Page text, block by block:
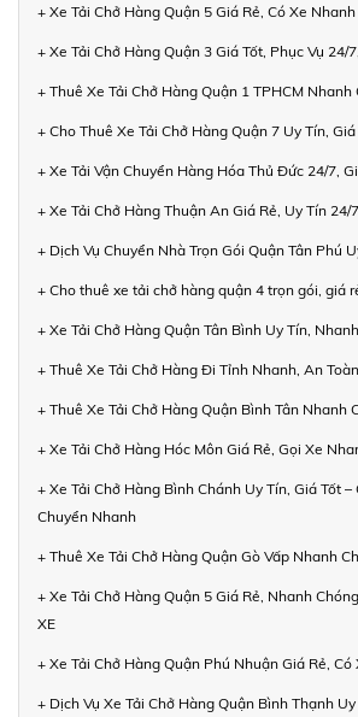
+ Xe Tải Chở Hàng Quận 5 Giá Rẻ, Có Xe
+ Xe Tải Chở Hàng Quận 3 Giá Tốt, Phục Vụ 24/
+ Thuê Xe Tải Chở Hàng Quận 1 TPHCM Nhanh
+ Cho Thuê Xe Tải Chở Hàng Quận 7 Uy Tín,
+ Xe Tải Vận Chuyển Hàng Hóa Thủ Đức 24/7,
+ Xe Tải Chở Hàng Thuận An Giá Rẻ, Uy Tín 24/7
+ Dịch Vụ Chuyển Nhà Trọn Gói Quận Tân Phú
+ Cho thuê xe tải chở hàng quận 4 trọn gói, giá
+ Xe Tải Chở Hàng Quận Tân Bình Uy Tín,
+ Thuê Xe Tải Chở Hàng Đi Tỉnh Nhanh, An
+ Thuê Xe Tải Chở Hàng Quận Bình Tân Nhanh
+ Xe Tải Chở Hàng Hóc Môn Giá Rẻ, Gọi Xe
+ Xe Tải Chở Hàng Bình Chánh Uy Tín, Giá Tốt –
Chuyển Nhanh
+ Thuê Xe Tải Chở Hàng Quận Gò Vấp Nhanh
+ Xe Tải Chở Hàng Quận 5 Giá Rẻ, Nhanh
XE
+ Xe Tải Chở Hàng Quận Phú Nhuận Giá Rẻ, Có
+ Dịch Vụ Xe Tải Chở Hàng Quận Bình Thạnh